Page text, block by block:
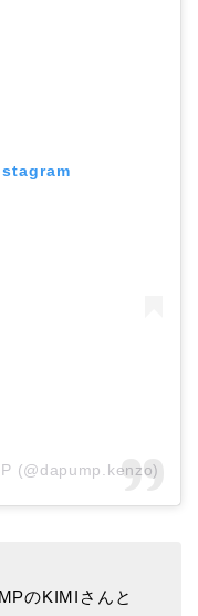
(@dapump.kenzo)
のKIMIさんと